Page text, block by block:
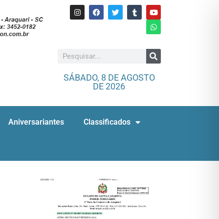
SÁBADO, 8 DE AGOSTO
DE 2026
Aniversariantes Classificados